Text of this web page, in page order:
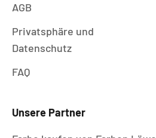
AGB
Privatsphäre und
Datenschutz
FAQ
Unsere Partner